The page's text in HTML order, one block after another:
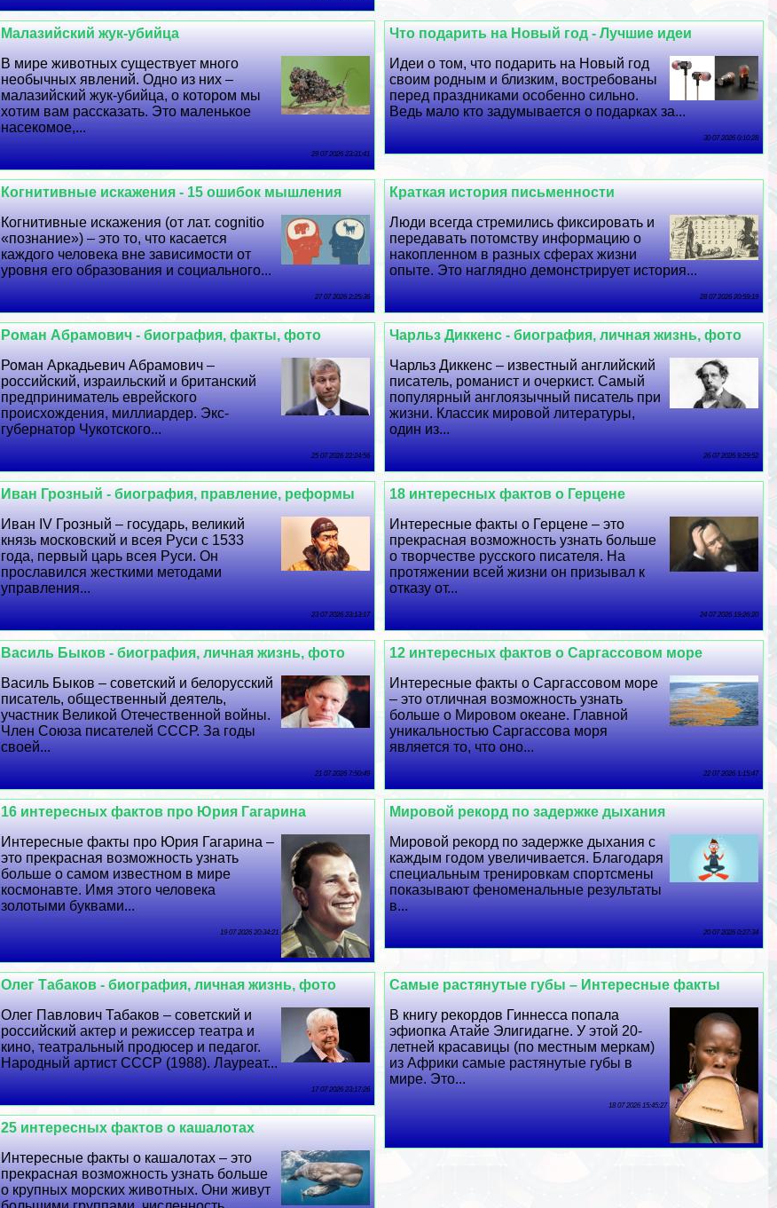
Что подарить на Новый год - Лучшие идеи
Идеи о том, что подарить на Новый год
своим родным и близким, востребованы
перед праздниками особенно сильно.
Ведь мало кто задумывается о подарках за...
30 07 2026 0:10:28
Малазийский жук-убийца
В мире животных существует много
необычных явлений. Одно из них –
малазийский жук-убийца, о котором мы
хотим вам рассказать. Это маленькое
насекомое,...
29 07 2026 23:31:41
Краткая история письменности
Люди всегда стремились фиксировать и
передавать потомству информацию о
накопленном в разных сферах жизни
опыте. Это наглядно демонстрирует история...
28 07 2026 20:59:19
Когнитивные искажения - 15 ошибок мышления
Когнитивные искажения (от лат. cognitiо
«познание») – это то, что касается
каждого человека вне зависимости от
уровня его образования и социального...
27 07 2026 2:25:36
Чарльз Диккенс - биография, личная жизнь, фото
Чарльз Диккенс – известный английский
писатель, романист и очеркист. Самый
популярный англоязычный писатель при
жизни. Классик мировой литературы,
один из...
26 07 2026 9:29:52
Роман Абрамович - биография, факты, фото
Роман Аркадьевич Абрамович –
российский, израильский и британский
предприниматель еврейского
происхождения, миллиардер. Экс-
губернатор Чукотского...
25 07 2026 22:24:56
18 интересных фактов о Герцене
Интересные факты о Герцене – это
прекрасная возможность узнать больше
о творчестве русского писателя. На
протяжении всей жизни он призывал к
отказу от...
24 07 2026 19:26:20
Иван Грозный - биография, правление, реформы
Иван IV Грозный – государь, великий
князь московский и всея Руси с 1533
года, первый царь всея Руси. Он
прославился жесткими методами
управления...
23 07 2026 23:13:17
12 интересных фактов о Саргассовом море
Интересные факты о Саргассовом море
– это отличная возможность узнать
больше о Мировом океане. Главной
уникальностью Саргассова моря
является то, что оно...
22 07 2026 1:15:47
Василь Быков - биография, личная жизнь, фото
Василь Быков – советский и белорусский
писатель, общественный деятель,
участник Великой Отечественной войны.
Члeн Союза писателей СССР. За годы
своей...
21 07 2026 7:50:49
Мировой рекорд по задержке дыхания
Мировой рекорд по задержке дыхания с
каждым годом увеличивается. Благодаря
специальным тренировкам спортсмены
показывают феноменальные результаты
в...
20 07 2026 0:27:34
16 интересных фактов про Юрия Гагарина
Интересные факты про Юрия Гагарина –
это прекрасная возможность узнать
больше о самом известном в мире
космонавте. Имя этого человека
золотыми буквами...
19 07 2026 20:34:21
Самые растянутые губы – Интересные факты
В книгу рекордов Гиннесса попала
эфиопка Атайе Элигидагне. У этой 20-
летней красавицы (по местным меркам)
из Африки самые растянутые губы в
мире. Это...
18 07 2026 15:45:27
Олег Табаков - биография, личная жизнь, фото
Олег Павлович Табаков – советский и
российский актер и режиссер театра и
кино, театральный продюсер и педагог.
Народный артист СССР (1988). Лауреат...
17 07 2026 23:17:26
25 интересных фактов о кашалотах
Интересные факты о кашалотах – это
прекрасная возможность узнать больше
о крупных морских животных. Они живут